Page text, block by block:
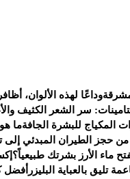
وداعًا لهذه الألوان،
سر الشعر الكثيف
المكياج للبشرة الجافةما
حجز الطيران المبدئي
ماء الأرز بشرتك طبيعياً؟
بالعباية البليزر أفضل